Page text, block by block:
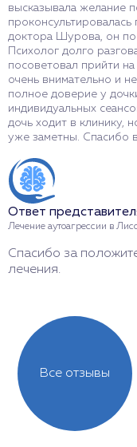
высказывала желание
доктора Шурова, он
Психолог долго
посоветовал прийти
очень внимательно и
полное доверие у
индивидуальных
дочь ходит в клинику,
уже заметны. Спасибо
Ответ
Лечение аутоагрессии в
Спасибо за
лечения.
Все отзывы